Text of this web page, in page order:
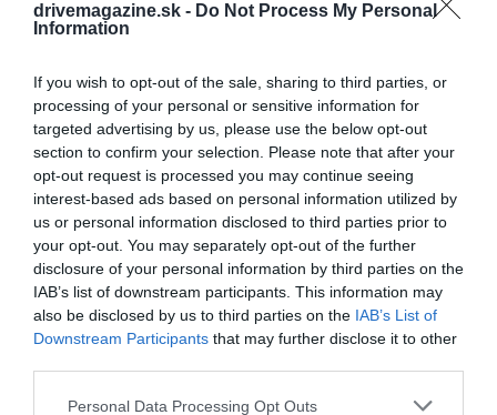
drivemagazine.sk - Do Not Process My Personal
Information
If you wish to opt-out of the sale, sharing to third parties, or
processing of your personal or sensitive information for
targeted advertising by us, please use the below opt-out
section to confirm your selection. Please note that after your
opt-out request is processed you may continue seeing
interest-based ads based on personal information utilized by
us or personal information disclosed to third parties prior to
your opt-out. You may separately opt-out of the further
disclosure of your personal information by third parties on the
IAB’s list of downstream participants. This information may
also be disclosed by us to third parties on the IAB’s List of
Downstream Participants that may further disclose it to other
Please note that this website/app uses one or more Google
Personal Data Processing Opt Outs